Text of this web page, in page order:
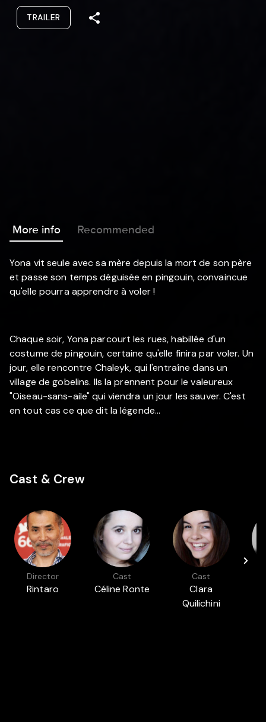
TRAILER
More info Recommended
Yona vit seule avec sa mère depuis la mort de son père
et passe son temps déguisée en pingouin, convaincue
qu'elle pourra apprendre à voler !
Chaque soir, Yona parcourt les rues, habillée d'un
costume de pingouin, certaine qu'elle finira par voler. Un
jour, elle rencontre Chaleyk, qui l'entraîne dans un
village de gobelins. Ils la prennent pour le valeureux
"Oiseau-sans-aile" qui viendra un jour les sauver. C'est
en tout cas ce que dit la légende...
Cast & Crew
Director
Rintaro
Cast
Céline Ronte
Cast
Clara
Quilichini